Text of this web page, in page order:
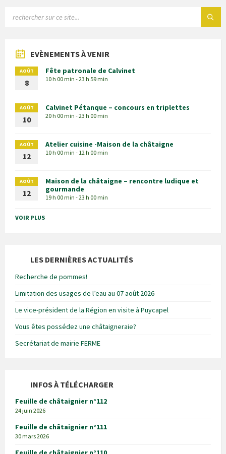
EVÈNEMENTS À VENIR
AOÛT
8
Fête patronale de Calvinet
10 h 00 min - 23 h 59 min
AOÛT
10
Calvinet Pétanque – concours en triplettes
20 h 00 min - 23 h 00 min
AOÛT
12
Atelier cuisine -Maison de la châtaigne
10 h 00 min - 12 h 00 min
AOÛT
12
Maison de la châtaigne – rencontre ludique et
gourmande
19 h 00 min - 23 h 00 min
VOIR PLUS
LES DERNIÈRES ACTUALITÉS
Recherche de pommes!
Limitation des usages de l’eau au 07 août 2026
Le vice-président de la Région en visite à Puycapel
Vous êtes possédez une châtaigneraie?
Secrétariat de mairie FERME
INFOS À TÉLÉCHARGER
Feuille de châtaignier n°112
24 juin 2026
Feuille de châtaignier n°111
30 mars 2026